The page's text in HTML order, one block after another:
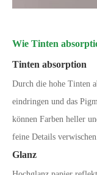
Wie Tinten
Tinten absorption
Durch die hohe Tinten
eindringen und das
können Farben heller
feine Details
Glanz